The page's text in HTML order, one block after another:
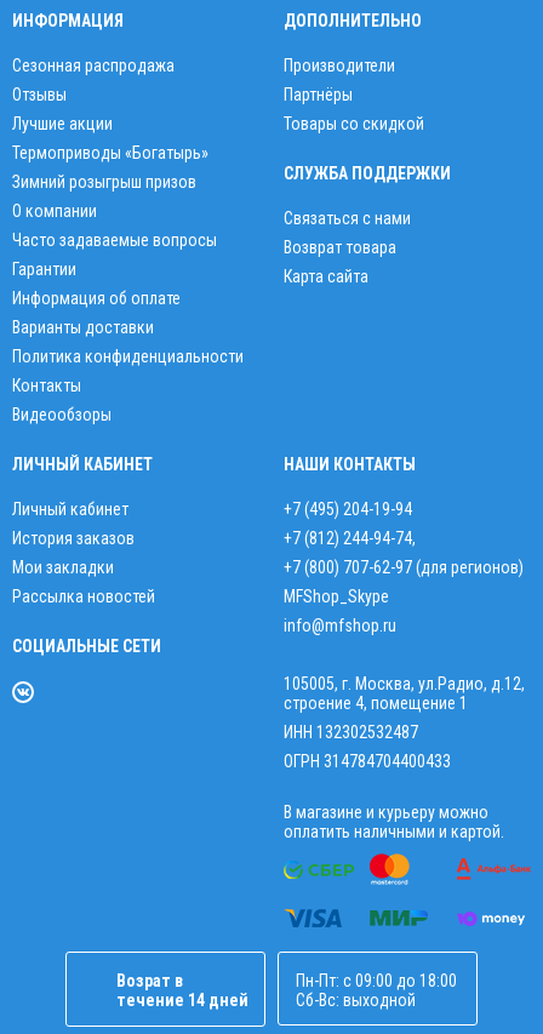
ИНФОРМАЦИЯ
Сезонная распродажа
Отзывы
Лучшие акции
Термоприводы «Богатырь»
Зимний розыгрыш призов
О компании
Часто задаваемые вопросы
Гарантии
Информация об оплате
Варианты доставки
Политика конфиденциальности
Контакты
Видеообзоры
ДОПОЛНИТЕЛЬНО
Производители
Партнёры
Товары со скидкой
СЛУЖБА ПОДДЕРЖКИ
Связаться с нами
Возврат товара
Карта сайта
ЛИЧНЫЙ КАБИНЕТ
Личный кабинет
История заказов
Мои закладки
Рассылка новостей
СОЦИАЛЬНЫЕ СЕТИ
НАШИ КОНТАКТЫ
+7 (495) 204-19-94
+7 (812) 244-94-74,
+7 (800) 707-62-97 (для регионов)
MFShop_Skype
info@mfshop.ru
105005, г. Москва, ул.Радио, д.12,
строение 4, помещение 1
ИНН 132302532487
ОГРН 314784704400433
В магазине и курьеру можно
оплатить наличными и картой.
Возрат в
течение 14 дней
Пн-Пт: с 09:00 до 18:00
Сб-Вс: выходной